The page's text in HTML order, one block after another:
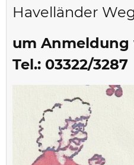
Havelländer
um
Tel.: 03322/3287